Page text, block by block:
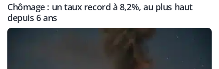
Chômage : un taux record à 8,2%, au plus haut
depuis 6 ans